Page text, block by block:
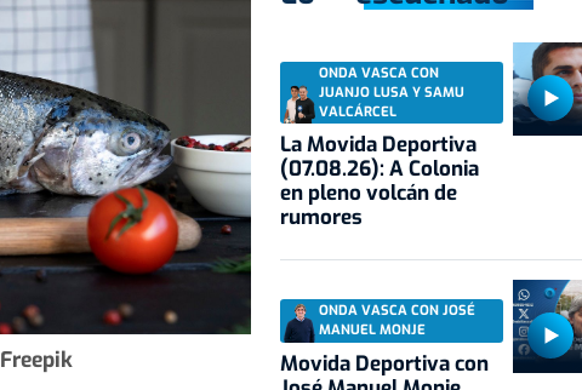
Freepik
ONDA VASCA CON
JUANJO LUSA Y SAMU
VALCÁRCEL
La Movida Deportiva
(07.08.26): A Colonia
en pleno volcán de
rumores
ONDA VASCA CON JOSÉ
MANUEL MONJE
Movida Deportiva con